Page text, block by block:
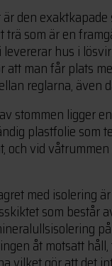
den
trä som är en
levererar hus i
att man får plats
reglarna, även
stommen ligger
plastfolie som
och vid
med isolering är
som består
åt motsatt